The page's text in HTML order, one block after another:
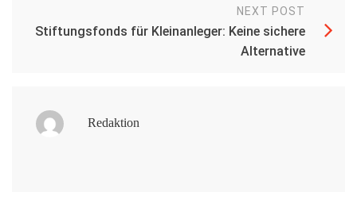
NEXT POST
Stiftungsfonds für Kleinanleger: Keine sichere
Alternative
Redaktion